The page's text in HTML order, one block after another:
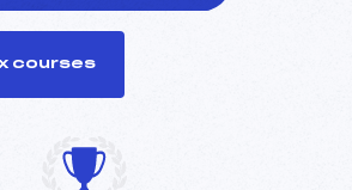
courses